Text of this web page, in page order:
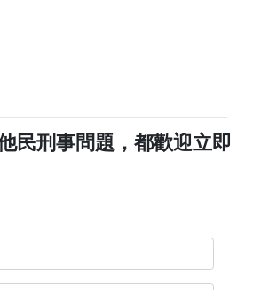
民刑事問題，都歡迎立即